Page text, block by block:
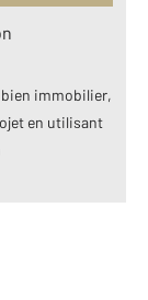
bien immobilier,
en utilisant